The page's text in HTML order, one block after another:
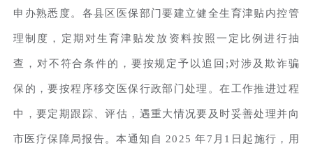
申办熟悉度。各县区医保部门要建立健全生育津贴内控管
理制度，定期对生育津贴发放资料按照一定比例进行抽
查，对不符合条件的，要按规定予以追回;对涉及欺诈骗
保的，要按程序移交医保行政部门处理。在工作推进过程
中，要定期跟踪、评估，遇重大情况要及时妥善处理并向
市医疗保障局报告。本通知自 2025 年7月1日起施行，用